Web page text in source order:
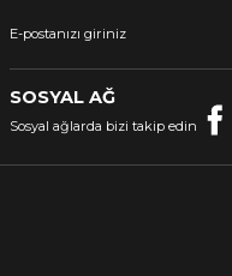
SOSYAL AĞ
Sosyal ağlarda bizi takip edin